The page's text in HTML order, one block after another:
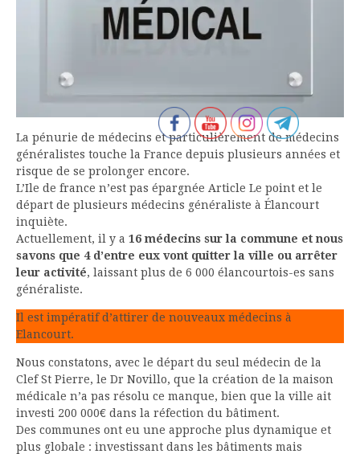
La pénurie de médecins et particulièrement de médecins
généralistes touche la France depuis plusieurs années et
risque de se prolonger encore.
L’Ile de france n’est pas épargnée Article Le point et le
départ de plusieurs médecins généraliste à Élancourt
inquiète.
Actuellement, il y a 16 médecins sur la commune et nous
savons que 4 d’entre eux vont quitter la ville ou arrêter
leur activité, laissant plus de 6 000 élancourtois-es sans
généraliste.
Il est impératif d’attirer de nouveaux médecins à
Elancourt.
Nous constatons, avec le départ du seul médecin de la
Clef St Pierre, le Dr Novillo, que la création de la maison
médicale n’a pas résolu ce manque, bien que la ville ait
investi 200 000€ dans la réfection du bâtiment.
Des communes ont eu une approche plus dynamique et
plus globale : investissant dans les bâtiments mais